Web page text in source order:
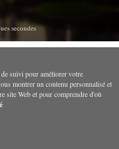
secondes
suivi pour améliorer votre
montrer un contenu personnalisé et
site Web et pour comprendre d'où